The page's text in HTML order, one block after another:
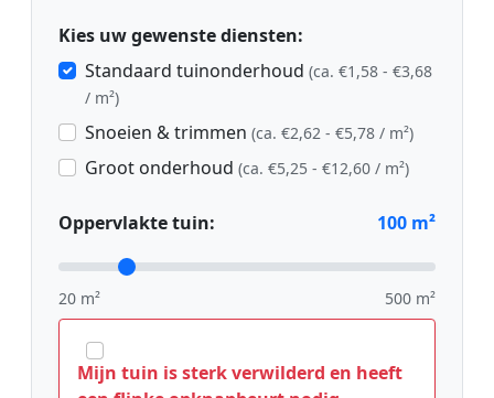
Kies uw gewenste diensten:
Standaard tuinonderhoud (ca. €1,58 - €3,68
/ m²)
Snoeien & trimmen (ca. €2,62 - €5,78 / m²)
Groot onderhoud (ca. €5,25 - €12,60 / m²)
Oppervlakte tuin: 100 m²
20 m² 500 m²
Mijn tuin is sterk verwilderd en heeft